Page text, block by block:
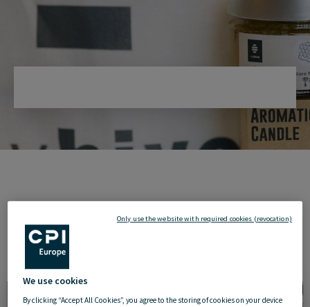
We use cookies
By clicking “Accept All Cookies”, you agree to the storing of cookies on your device
Only use the website with required cookies (revocation)